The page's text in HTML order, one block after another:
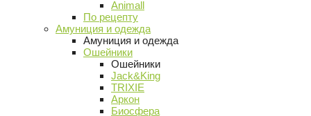
Animall
По рецепту
Амуниция и одежда
Амуниция и одежда
Ошейники
Ошейники
Jack&King
TRIXIE
Аркон
Биосфера